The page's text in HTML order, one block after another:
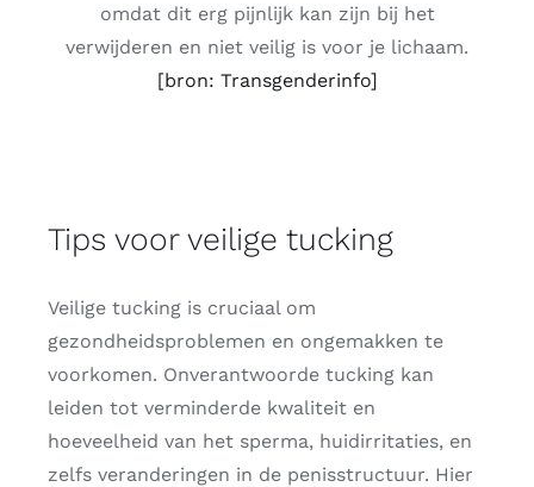
omdat dit erg pijnlijk kan zijn bij het
verwijderen en niet veilig is voor je lichaam.
[bron: Transgenderinfo]
Tips voor veilige tucking
Veilige tucking is cruciaal om
gezondheidsproblemen en ongemakken te
voorkomen. Onverantwoorde tucking kan
leiden tot verminderde kwaliteit en
hoeveelheid van het sperma, huidirritaties, en
zelfs veranderingen in de penisstructuur. Hier